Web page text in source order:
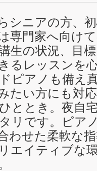
シニアの方、
専門家へ向け
生の状況、目
るレッスンを
ピアノも備え
たい方にも対
ととき。夜自
リです。ピア
わせた柔軟な
エイティブな